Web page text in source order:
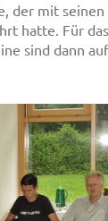
der mit
hatte. Für
sind dann